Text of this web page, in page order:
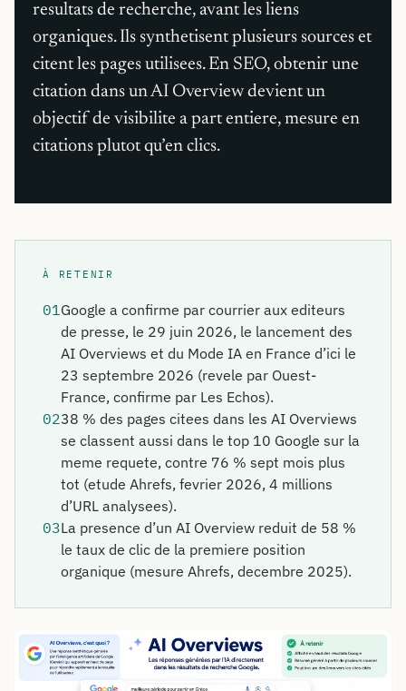
resultats de recherche, avant les liens
organiques. Ils synthetisent plusieurs sources et
citent les pages utilisees. En SEO, obtenir une
citation dans un AI Overview devient un
objectif de visibilite a part entiere, mesure en
citations plutot qu’en clics.
À RETENIR
01Google a confirme par courrier aux editeurs
de presse, le 29 juin 2026, le lancement des
AI Overviews et du Mode IA en France d’ici le
23 septembre 2026 (revele par Ouest-
France, confirme par Les Echos).
0238 % des pages citees dans les AI Overviews
se classent aussi dans le top 10 Google sur la
meme requete, contre 76 % sept mois plus
tot (etude Ahrefs, fevrier 2026, 4 millions
d’URL analysees).
03La presence d’un AI Overview reduit de 58 %
le taux de clic de la premiere position
organique (mesure Ahrefs, decembre 2025).